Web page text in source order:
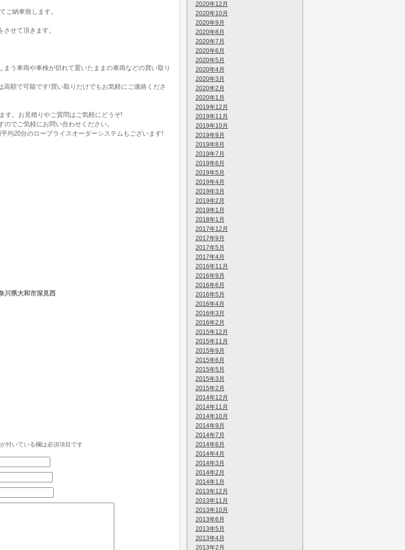
ご納車致します。
せて頂きます。
う車両や車検が切れて置いたままの車両などの買い取り
額で可能です!買い取りだけでもお気軽にご連絡くださ
す。お見積りやご質問はご気軽にどうぞ!
でご気軽にお問い合わせください。
均20台のロープライスオーダーシステムもございます!
川県大和市深見西
が付いている欄は必須項目です
2020年12月
2020年10月
2020年9月
2020年8月
2020年7月
2020年6月
2020年5月
2020年4月
2020年3月
2020年2月
2020年1月
2019年12月
2019年11月
2019年10月
2019年9月
2019年8月
2019年7月
2019年6月
2019年5月
2019年4月
2019年3月
2019年2月
2019年1月
2018年1月
2017年12月
2017年9月
2017年5月
2017年4月
2016年11月
2016年9月
2016年6月
2016年5月
2016年4月
2016年3月
2016年2月
2015年12月
2015年11月
2015年9月
2015年6月
2015年5月
2015年3月
2015年2月
2014年12月
2014年11月
2014年10月
2014年9月
2014年7月
2014年6月
2014年4月
2014年3月
2014年2月
2014年1月
2013年12月
2013年11月
2013年10月
2013年6月
2013年5月
2013年4月
2013年2月